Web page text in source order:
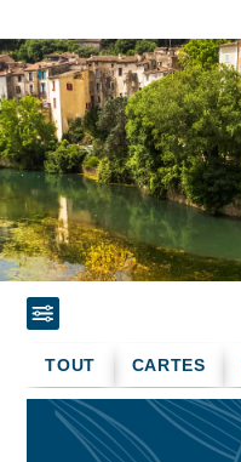
CARTES
TOUT